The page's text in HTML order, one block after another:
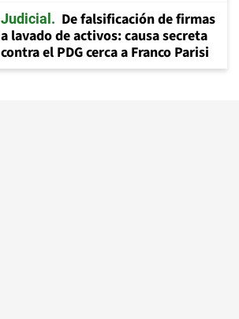
Judicial
De falsificación de firmas
a lavado de activos: causa secreta
contra el PDG cerca a Franco Parisi